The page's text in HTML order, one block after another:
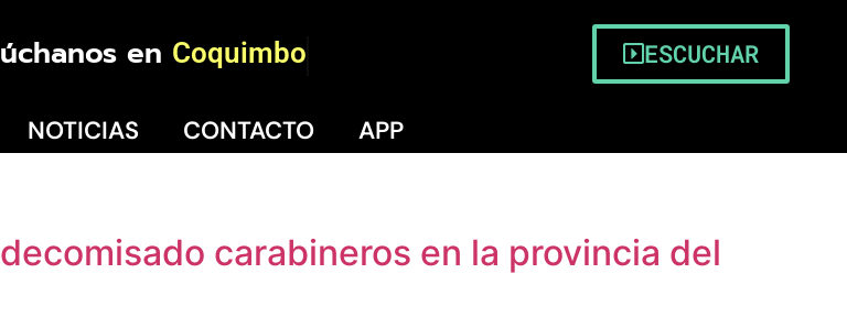
en Coquimbo ESCUCHAR
NOTICIAS CONTACTO APP
carabineros en la provincia del